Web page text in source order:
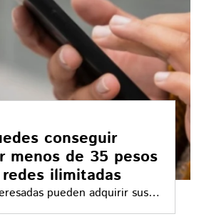
conseguir
menos de 35 pesos
ilimitadas
pueden adquirir sus